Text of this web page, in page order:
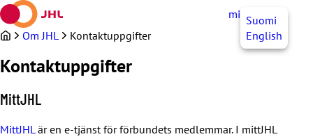
Hoppa
till
innehållet
mittJHL SV
Suomi
English
Om JHL Kontaktuppgifter
Kontaktuppgifter
MittJHL
MittJHL är en e-tjänst för förbundets medlemmar. I mittJHL